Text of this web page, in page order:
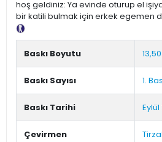
hoş geldiniz: Ya evinde oturup el
bir katili bulmak için erkek egemen
Baskı Boyutu
Baskı Sayısı 1.
Baskı Tarihi
Çevirmen